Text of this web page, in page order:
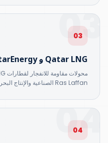
03
03
Qatar LNG و QatarEnergy
Ras Laffan الصناعية والإنتاج البحري.
04
04